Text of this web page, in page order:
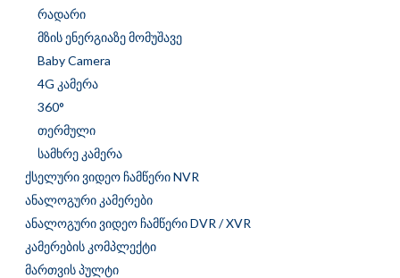
რადარი
მზის ენერგიაზე მომუშავე
Baby Camera
4G კამერა
360°
თერმული
სამხრე კამერა
ქსელური ვიდეო ჩამწერი NVR
ანალოგური კამერები
ანალოგური ვიდეო ჩამწერი DVR / XVR
კამერების კომპლექტი
მართვის პულტი